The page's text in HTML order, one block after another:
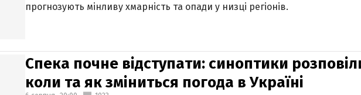
прогнозують мінливу хмарність та опади у низці регіонів.
Спека почне відступати: синоптики
коли та як зміниться погода в Україні